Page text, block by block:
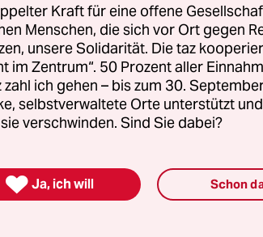
Kraft für eine offene
Menschen, die sich vor Ort gegen
unsere Solidarität. Die taz
im Zentrum“. 50 Prozent aller
zahl ich gehen – bis zum 30.
selbstverwaltete Orte unterstützt
verschwinden. Sind Sie dabei?
 Ja, ich will Schon